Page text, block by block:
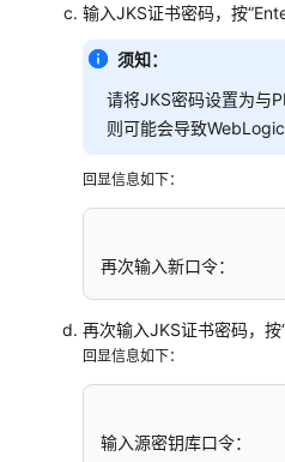
务
器
安
装
SSL
证
书
在
务
装
输入JKS证书密码，按
须知：
请将JKS密码设置为与
则可能会导致WebLogic
回显信息如下：
再次输入新口令：
再次输入JKS证书密码，按
回显信息如下：
输入源密钥库口令：